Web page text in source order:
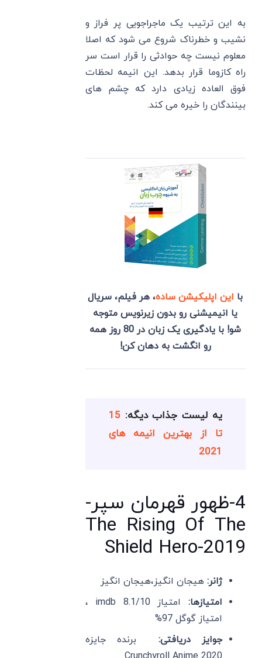
به این ترتیب یک ماجراجویی پر فراز و
نشیب و خطرناک شروع می شود که اصلا
معلوم نیست چه حوادثی را قرار است سر
راه کازوما قرار بدهد. این انیمه لحظات
فوق العاده زیادی دارد که چشم های
بینندگان را خیره می کند.
با این اپلیکیشن ساده، هر فیلم، سریال
یا انیمیشنی رو بدون زیرنویس متوجه
شو! با یادگیری یک زبان در 80 روز همه
رو انگشت به دهان کن!
یه لیست جذاب دیگه:15
تا از بهترین انیمه های
2021
4-ظهور قهرمان سپر-
The Rising Of The
Shield Hero-2019
ژانر: هیجان انگیز،هیجان انگیز
امتیازها:
امتیاز imdb 8.1/10 ،
امتیاز گوگل 97%
جوایز دریافتی: برنده جایزه